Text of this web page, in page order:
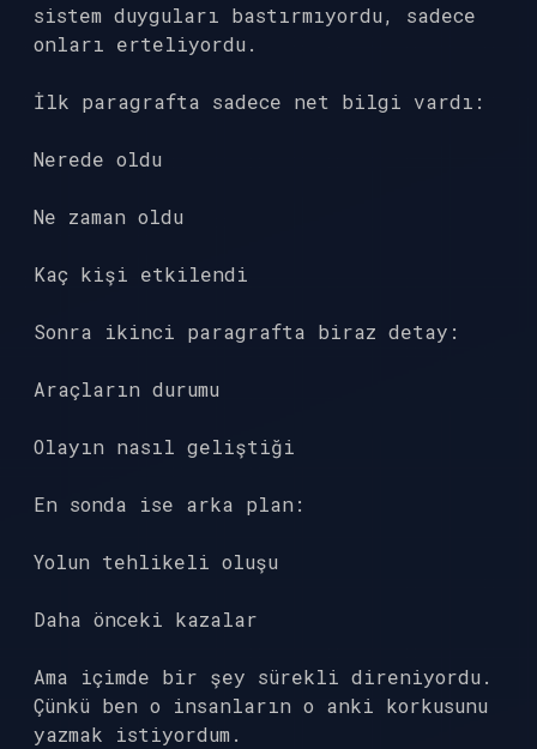
sistem duyguları bastırmıyordu, sadece
onları erteliyordu.
İlk paragrafta sadece net bilgi vardı:
Nerede oldu
Ne zaman oldu
Kaç kişi etkilendi
Sonra ikinci paragrafta biraz detay:
Araçların durumu
Olayın nasıl geliştiği
En sonda ise arka plan:
Yolun tehlikeli oluşu
Daha önceki kazalar
Ama içimde bir şey sürekli direniyordu.
Çünkü ben o insanların o anki korkusunu
yazmak istiyordum.